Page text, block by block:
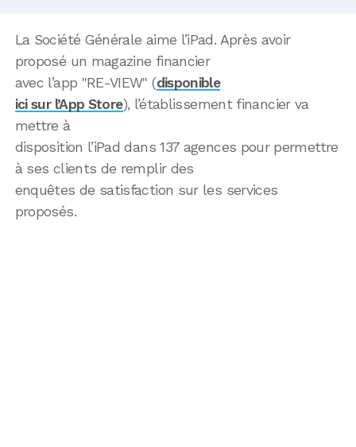
La Société Générale aime l’iPad. Après avoir
proposé un magazine financier
avec l’app "RE-VIEW" (disponible
ici sur l’App Store), l’établissement financier va
mettre à
disposition l’iPad dans 137 agences pour permettre
à ses clients de remplir des
enquêtes de satisfaction sur les services
proposés.